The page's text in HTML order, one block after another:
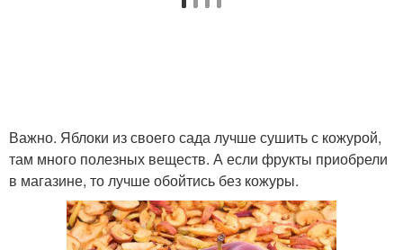
Важно. Яблоки из своего сада лучше сушить с кожурой,
там много полезных веществ. А если фрукты приобрели
в магазине, то лучше обойтись без кожуры.